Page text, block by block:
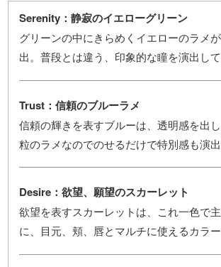
Serenity：静寂のイエローグリーン
グリーンの中にきらめくイエローのラメ
出。普段とは違う、印象的な瞳を演出して
Trust：信頼のブルーラメ
信頼の輝きを表すブルーは、透明感を出
粒のラメなのでのせるだけで特別感も演出
Desire：欲望、願望のスカーレット
欲望を表すスカーレットは、これ一色で
に、目元、頬、唇とマルチに使えるカラー